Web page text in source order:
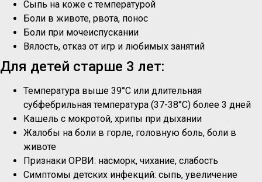
Сыпь на коже с температурой
Боли в животе, рвота, понос
Боли при мочеиспускании
Вялость, отказ от игр и любимых занятий
Для детей старше 3 лет:
Температура выше 39°C или длительная
субфебрильная температура (37-38°C) более 3 дней
Кашель с мокротой, хрипы при дыхании
Жалобы на боли в горле, головную боль, боли в
животе
Признаки ОРВИ: насморк, чихание, слабость
Симптомы детских инфекций: сыпь, увеличение